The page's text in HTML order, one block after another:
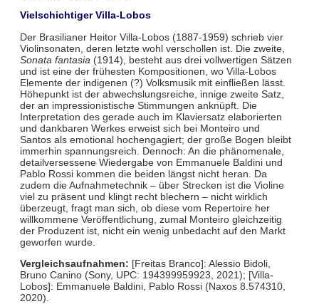
Vielschichtiger Villa-Lobos
Der Brasilianer Heitor Villa-Lobos (1887-1959) schrieb vier
Violinsonaten, deren letzte wohl verschollen ist. Die zweite,
Sonata fantasia (1914), besteht aus drei vollwertigen Sätzen
und ist eine der frühesten Kompositionen, wo Villa-Lobos
Elemente der indigenen (?) Volksmusik mit einfließen lässt.
Höhepunkt ist der abwechslungsreiche, innige zweite Satz,
der an impressionistische Stimmungen anknüpft. Die
Interpretation des gerade auch im Klaviersatz elaborierten
und dankbaren Werkes erweist sich bei Monteiro und
Santos als emotional hochengagiert; der große Bogen bleibt
immerhin spannungsreich. Dennoch: An die phänomenale,
detailversessene Wiedergabe von Emmanuele Baldini und
Pablo Rossi kommen die beiden längst nicht heran. Da
zudem die Aufnahmetechnik – über Strecken ist die Violine
viel zu präsent und klingt recht blechern – nicht wirklich
überzeugt, fragt man sich, ob diese vom Repertoire her
willkommene Veröffentlichung, zumal Monteiro gleichzeitig
der Produzent ist, nicht ein wenig unbedacht auf den Markt
geworfen wurde.
Vergleichsaufnahmen: [Freitas Branco]: Alessio Bidoli,
Bruno Canino (Sony, UPC: 194399959923, 2021); [Villa-
Lobos]: Emmanuele Baldini, Pablo Rossi (Naxos 8.574310,
2020).